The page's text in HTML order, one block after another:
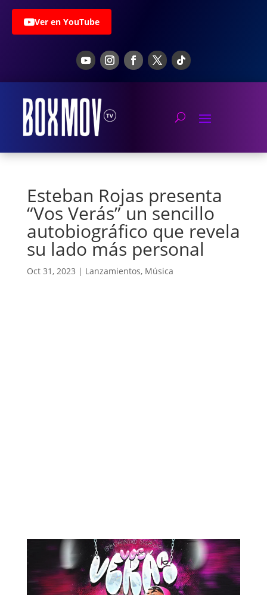
Ver en YouTube
Esteban Rojas presenta
“Vos Verás” un sencillo
autobiográfico que revela
su lado más personal
Oct 31, 2023 | Lanzamientos, Música